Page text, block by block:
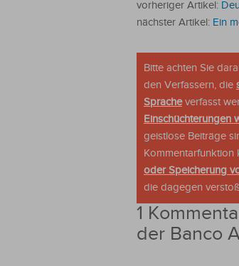
vorheriger Artikel:
nächster Artikel: Ein
Bitte achten Sie
den Verfassern, die
Spracheverfasst
Einschüchterungen
geistlose Beiträge
Kommentarfunktion
oder Speicherung
die dagegen
1
der Banco